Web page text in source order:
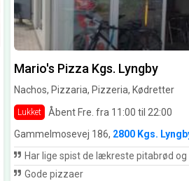
Mario's Pizza Kgs. Lyngby
Nachos, Pizzaria, Pizzeria, Kødretter
Lukket Åbent Fre. fra 11:00 til 22:00
Gammelmosevej 186, 2800 Kgs.
Har lige spist de lækreste pitabrød og durum med kebab.
Gode pizzaer